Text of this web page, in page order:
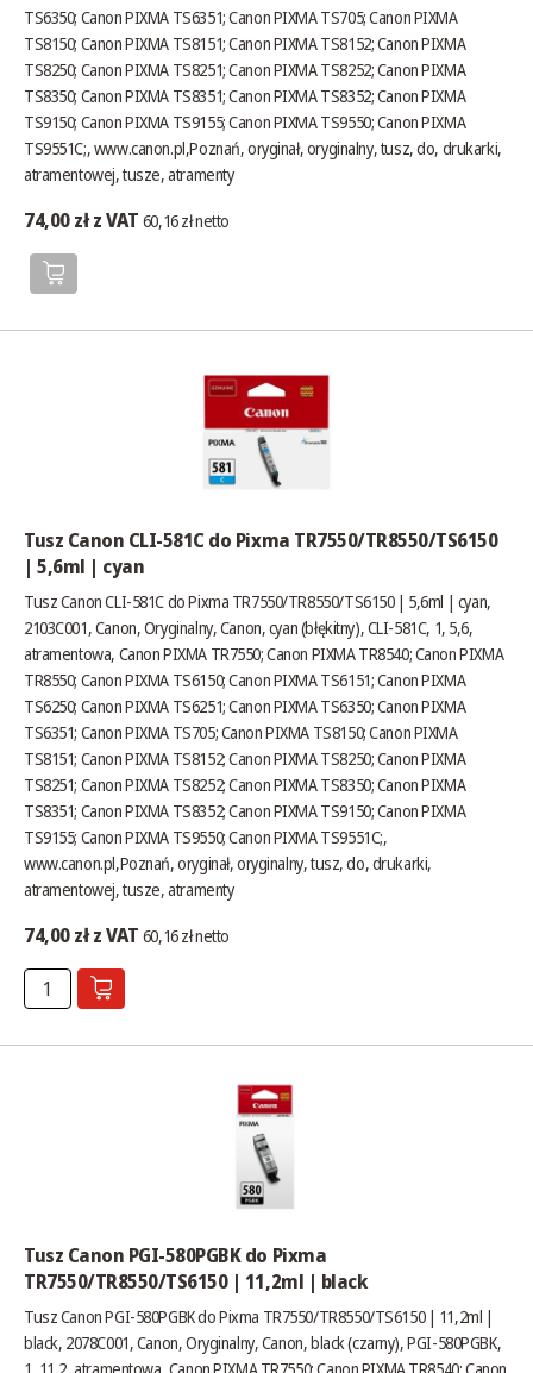
TS6350; Canon PIXMA TS6351; Canon PIXMA TS705; Canon PIXMA
TS8150; Canon PIXMA TS8151; Canon PIXMA TS8152; Canon PIXMA
TS8250; Canon PIXMA TS8251; Canon PIXMA TS8252; Canon PIXMA
TS8350; Canon PIXMA TS8351; Canon PIXMA TS8352; Canon PIXMA
TS9150; Canon PIXMA TS9155; Canon PIXMA TS9550; Canon PIXMA
TS9551C;,www.canon.pl,Poznań, oryginał, oryginalny, tusz, do, drukarki,
atramentowej, tusze, atramenty
74,00 zł z VAT 60,16 zł netto
Tusz Canon CLI-581C do Pixma TR7550/TR8550/TS6150
| 5,6ml | cyan
Tusz Canon CLI-581C do Pixma TR7550/TR8550/TS6150 | 5,6ml | cyan,
2103C001, Canon, Oryginalny, Canon, cyan (błękitny), CLI-581C, 1, 5,6,
atramentowa, Canon PIXMA TR7550; Canon PIXMA TR8540; Canon PIXMA
TR8550; Canon PIXMA TS6150; Canon PIXMA TS6151; Canon PIXMA
TS6250; Canon PIXMA TS6251; Canon PIXMA TS6350; Canon PIXMA
TS6351; Canon PIXMA TS705; Canon PIXMA TS8150; Canon PIXMA
TS8151; Canon PIXMA TS8152; Canon PIXMA TS8250; Canon PIXMA
TS8251; Canon PIXMA TS8252; Canon PIXMA TS8350; Canon PIXMA
TS8351; Canon PIXMA TS8352; Canon PIXMA TS9150; Canon PIXMA
TS9155; Canon PIXMA TS9550; Canon PIXMA TS9551C;,
www.canon.pl,Poznań, oryginał, oryginalny, tusz, do, drukarki,
atramentowej, tusze, atramenty
74,00 zł z VAT 60,16 zł netto
Tusz Canon PGI-580PGBK do Pixma
TR7550/TR8550/TS6150 | 11,2ml | black
Tusz Canon PGI-580PGBK do Pixma TR7550/TR8550/TS6150 | 11,2ml |
black, 2078C001, Canon, Oryginalny, Canon, black (czarny), PGI-580PGBK,
1, 11,2, atramentowa, Canon PIXMA TR7550; Canon PIXMA TR8540; Canon